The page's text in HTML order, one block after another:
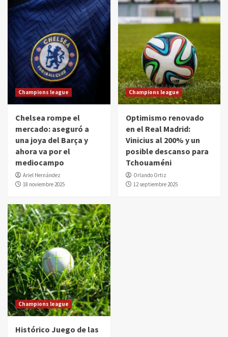
Champions league
Chelsea rompe el
mercado: aseguró a
una joya del Barça y
ahora va por el
mediocampo
Ariel Hernández
18 noviembre 2025
Champions league
Optimismo renovado
en el Real Madrid:
Vinicius al 200% y un
posible descanso para
Tchouaméni
Orlando Ortiz
12 septiembre 2025
Champions league
Histórico Juego de las